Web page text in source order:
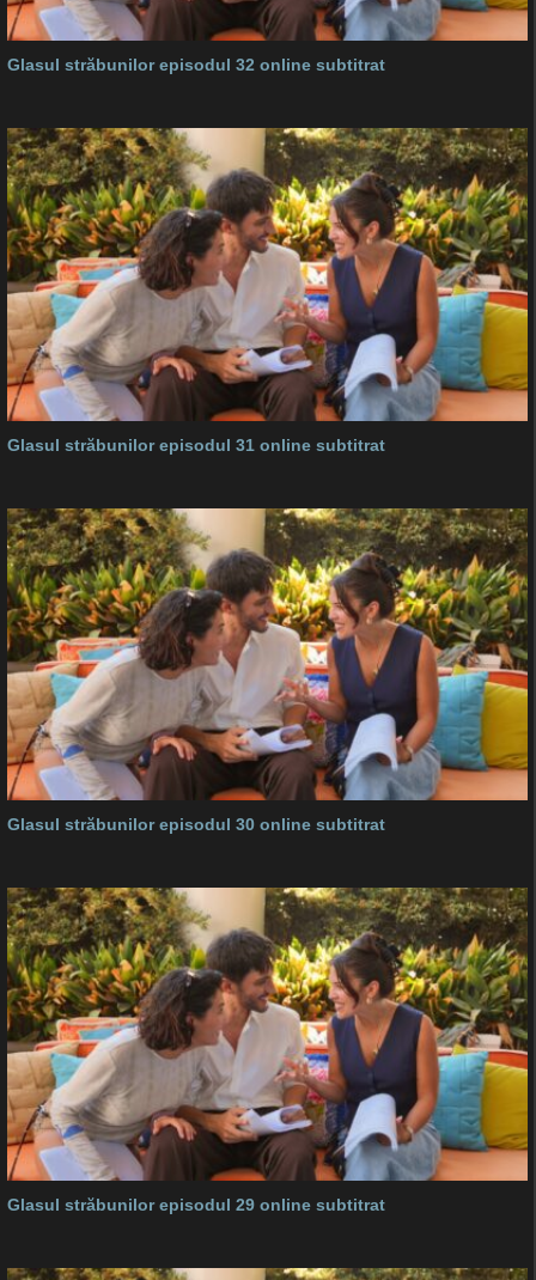
Glasul străbunilor episodul 32 online subtitrat
Glasul străbunilor episodul 31 online subtitrat
Glasul străbunilor episodul 30 online subtitrat
Glasul străbunilor episodul 29 online subtitrat